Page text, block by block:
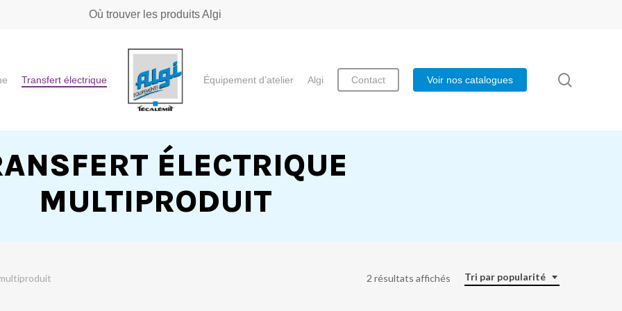
Où trouver les produits Algi
Transfert électrique Équipement d’atelier Algi Contact Voir nos catalogues
ÉLECTRIQUE
MULTIPRODUIT
Tri par popularité
2 résultats affichés